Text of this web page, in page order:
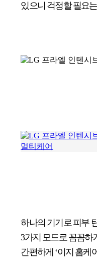
있으니 걱정할 필요
하나의 기기로 피부
3가지 모드로 꼼꼼하
간편하게 ‘이지 홈케